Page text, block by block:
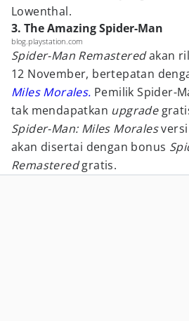
Lowenthal.
3. The Amazing Spider-Man
blog.playstation.com
Spider-Man Remasteredakan
12 November, bertepatan
Miles Morales. Pemilik Spider-
tak mendapatkan upgrade
Spider-Man: Miles Moralesversi
akan disertai dengan bonus
Remasteredgratis.